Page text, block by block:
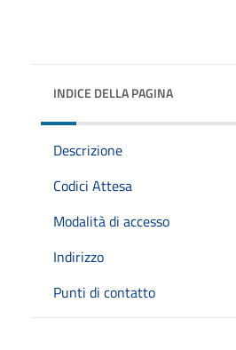
INDICE DELLA PAGINA
Descrizione
Codici Attesa
Modalità di accesso
Indirizzo
Punti di contatto